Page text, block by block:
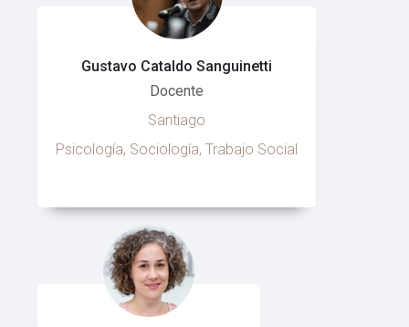
Gustavo Cataldo Sanguinetti
Docente
Santiago
Psicología, Sociología, Trabajo Social